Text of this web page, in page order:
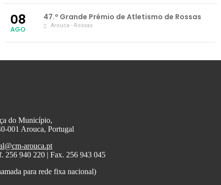
08
AGO
47.º Grande Prémio de Atletismo de Rossas
Arouca - Rossas
do Município,
001 Arouca, Portugal
arouca.pt
256 940 220 | Fax. 256 943 045
para rede fixa nacional)